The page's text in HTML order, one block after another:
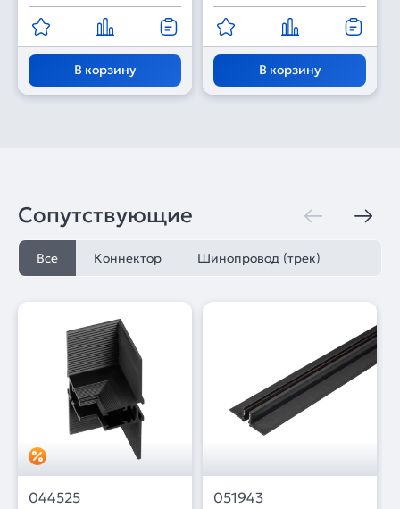
В корзину В корзину
Сопутствующие
Все Коннектор Шинопровод (трек)
044525 051943